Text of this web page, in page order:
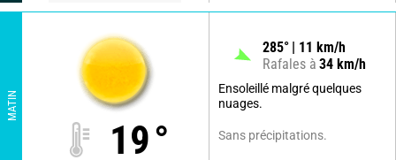
MATIN
19°
285° 11 km/h
Rafales à 34 km/h
Ensoleillé malgré quelques
nuages.
Sans précipitations.